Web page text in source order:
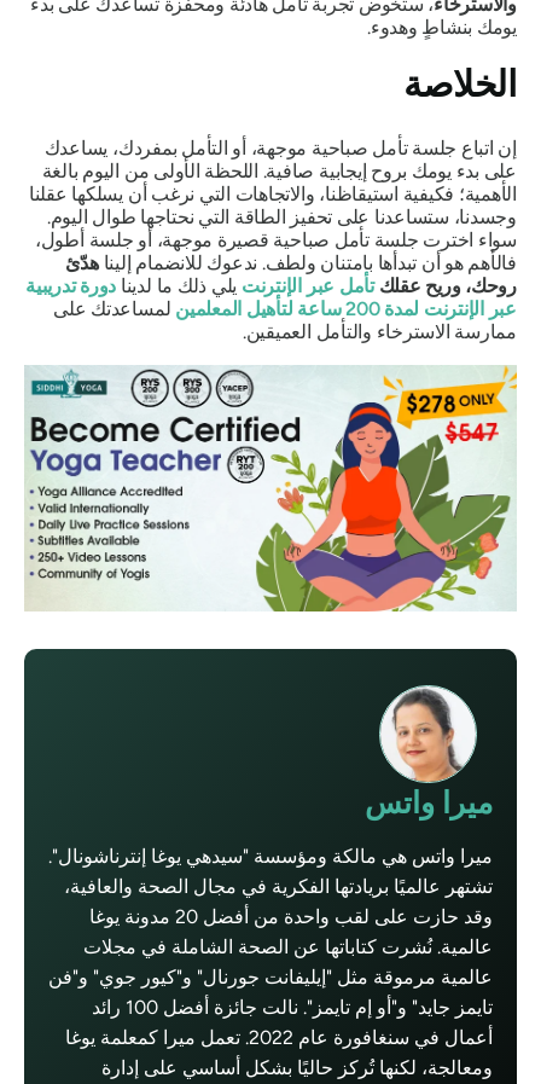
يومك بنشاطٍ وهدوء.
الخلاصة
إن اتباع جلسة تأمل صباحية موجهة، أو التأمل بمفردك، يساعدك
على بدء يومك بروح إيجابية صافية. اللحظة الأولى من اليوم بالغة
الأهمية؛ فكيفية استيقاظنا، والاتجاهات التي نرغب أن يسلكها عقلنا
وجسدنا، ستساعدنا على تحفيز الطاقة التي نحتاجها طوال اليوم.
سواء اخترت جلسة تأمل صباحية قصيرة موجهة، أو جلسة أطول،
فالأهم هو أن تبدأها بامتنان ولطف. ندعوك للانضمام إليناهدّئ
روحك، وريح عقلكتأمل عبر الإنترنتيلي ذلك ما لدينادورة تدريبية
عبر الإنترنت لمدة 200 ساعة لتأهيل المعلمين
لمساعدتك على
ممارسة الاسترخاء والتأمل العميقين.
ميرا واتس
ميرا واتس هي مالكة ومؤسسة "سيدهي يوغا إنترناشونال".
تشتهر عالميًا بريادتها الفكرية في مجال الصحة والعافية،
وقد حازت على لقب واحدة من أفضل 20 مدونة يوغا
عالمية. نُشرت كتاباتها عن الصحة الشاملة في مجلات
عالمية مرموقة مثل "إيليفانت جورنال" و"كيور جوي" و"فن
تايمز جايد" و"أو إم تايمز". نالت جائزة أفضل 100 رائد
أعمال في سنغافورة عام 2022. تعمل ميرا كمعلمة يوغا
ومعالجة، لكنها تُركز حاليًا بشكل أساسي على إدارة